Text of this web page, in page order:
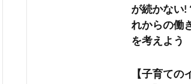
が続かない!
れからの働
を考えよう
【子育ての